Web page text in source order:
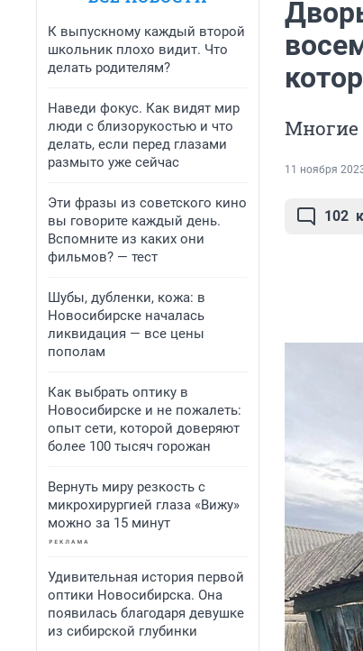
К выпускному каждый второй
школьник плохо видит. Что
делать родителям?
Наведи фокус. Как видят мир
люди с близорукостью и что
делать, если перед глазами
размыто уже сейчас
Эти фразы из советского кино
вы говорите каждый день.
Вспомните из каких они
фильмов? — тест
Шубы, дубленки, кожа: в
Новосибирске началась
ликвидация — все цены
пополам
Как выбрать оптику в
Новосибирске и не пожалеть:
опыт сети, которой доверяют
более 100 тысяч горожан
Вернуть миру резкость с
микрохирургией глаза «Вижу»
можно за 15 минут
Удивительная история первой
оптики Новосибирска. Она
появилась благодаря девушке
из сибирской глубинки
Многие
11 ноября
102